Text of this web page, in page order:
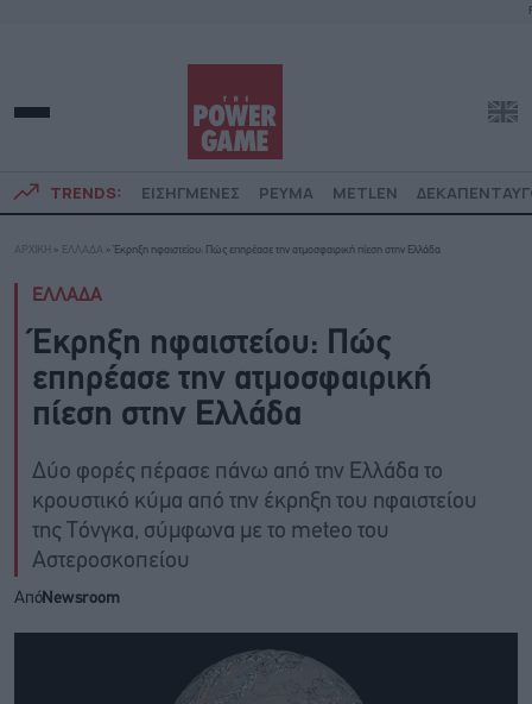
TRENDS: ΕΙΣΗΓΜΕΝΕΣ ΡΕΥΜΑ METLEN
ΑΡΧΙΚΗ » ΕΛΛΑΔΑ » Έκρηξη ηφαιστείου: Πώς επηρέασε την ατμοσφαιρική πίεση στην Ελλάδα
ΕΛΛΑΔΑ
Έκρηξη ηφαιστείου: Πώς
επηρέασε την ατμοσφαιρική
πίεση στην Ελλάδα
Δύο φορές πέρασε πάνω από την Ελλάδα το
κρουστικό κύμα από την έκρηξη του ηφαιστείου
της Τόνγκα, σύμφωνα με το meteo του
Αστεροσκοπείου
ΑπόNewsroom